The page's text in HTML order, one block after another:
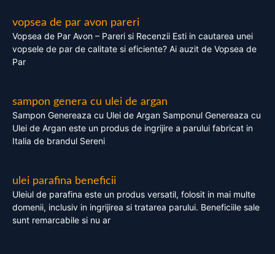
vopsea de par avon pareri
Vopsea de Par Avon – Pareri si Recenzii Esti in cautarea unei
vopsele de par de calitate si eficiente? Ai auzit de Vopsea de
Par
sampon genera cu ulei de argan
Sampon Genereaza cu Ulei de Argan Samponul Genereaza cu
Ulei de Argan este un produs de ingrijire a parului fabricat in
Italia de brandul Sereni
ulei parafina beneficii
Uleiul de parafina este un produs versatil, folosit in mai multe
domenii, inclusiv in ingrijirea si tratarea parului. Beneficiile sale
sunt remarcabile si nu ar